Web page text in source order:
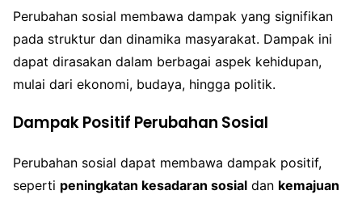
Perubahan sosial membawa dampak yang signifikan
pada struktur dan dinamika masyarakat. Dampak ini
dapat dirasakan dalam berbagai aspek kehidupan,
mulai dari ekonomi, budaya, hingga politik.
Dampak Positif Perubahan Sosial
Perubahan sosial dapat membawa dampak positif,
seperti peningkatan kesadaran sosial dan kemajuan